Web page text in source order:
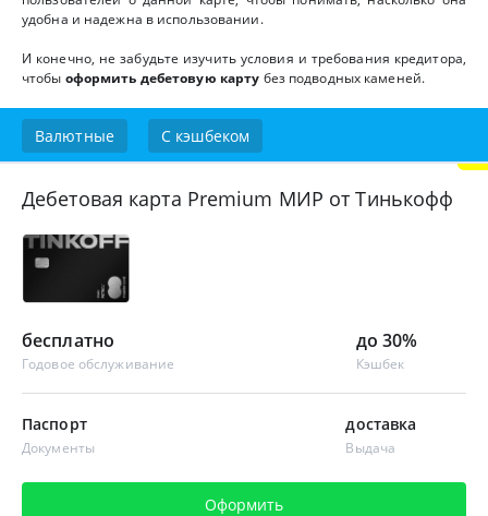
удобна и надежна в использовании.
И конечно, не забудьте изучить условия и требования кредитора,
чтобы оформить дебетовую карту без подводных каменей.
Валютные С кэшбеком
Дебетовая карта Premium МИР от Тинькофф
бесплатно
Годовое обслуживание
до 30%
Кэшбек
Паспорт
Документы
доставка
Выдача
Оформить